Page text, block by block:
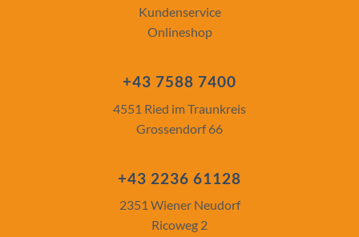
Kundenservice
Onlineshop
+43 7588 7400
4551 Ried im Traunkreis
Grossendorf 66
+43 2236 61128
2351 Wiener Neudorf
Ricoweg 2